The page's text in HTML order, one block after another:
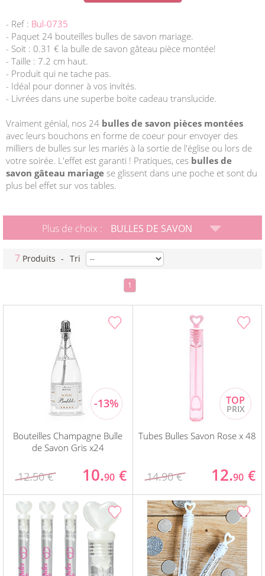
- Ref : Bul-0735
- Paquet 24 bouteilles bulles de savon mariage.
- Soit : 0.31 € la bulle de savon gâteau pièce montée!
- Taille : 7.2 cm haut.
- Produit qui ne tache pas.
- Idéal pour donner à vos invités.
- Livrées dans une superbe boite cadeau translucide.
Vraiment génial, nos 24 bulles de savon pièces montées
avec leurs bouchons en forme de coeur pour envoyer des
milliers de bulles sur les mariés à la sortie de l'église ou lors de
votre soirée. L'effet est garanti ! Pratiques, ces bulles de
savon gâteau mariage se glissent dans une poche et sont du
plus bel effet sur vos tables.
Plus de choix : BULLES DE SAVON
7 Produits - Tri
1
Bouteilles Champagne Bulle
de Savon Gris x24
12.50 € 10.90 €
Tubes Bulles Savon Rose x 48
14.90 € 12.90 €